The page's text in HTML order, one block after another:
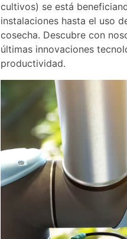
cultivos) se está
instalaciones hasta el uso
cosecha. Descubre con
últimas innovaciones
productividad.